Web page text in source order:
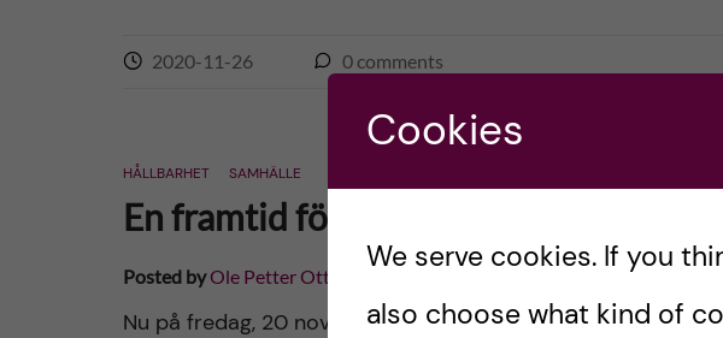
2020-11-26 0 comments
HÅLLBARHET SAMHÄLLE
En framtid för världens barn?
Posted byOle Petter Ottersen
Nu på fredag, 20 november, är det Barnkonventionens dag
Cookies
We serve cookies. If you
also choose what kind of